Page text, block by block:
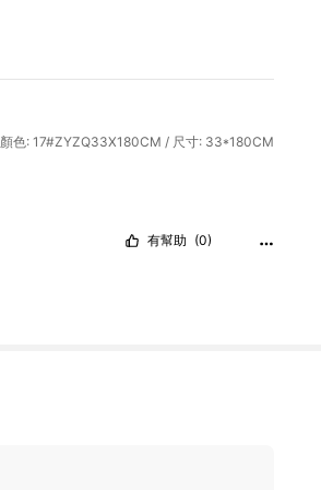
顏色: 17#ZYZQ33X180CM / 尺寸: 33*180CM
有幫助 (0)